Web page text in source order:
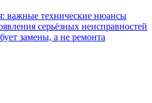
важные технические нюансы
серьёзных неисправностей
замены, а не ремонта